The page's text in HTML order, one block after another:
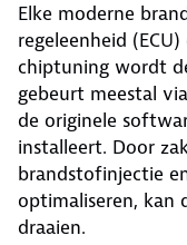
Elke moderne
regeleenheid
chiptuning wordt
gebeurt meestal
de originele
installeert. Door
brandstofinjectie
optimaliseren,
draaien.